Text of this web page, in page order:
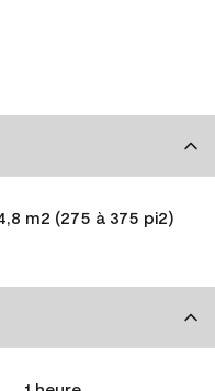
m2 (275 à 375 pi2)